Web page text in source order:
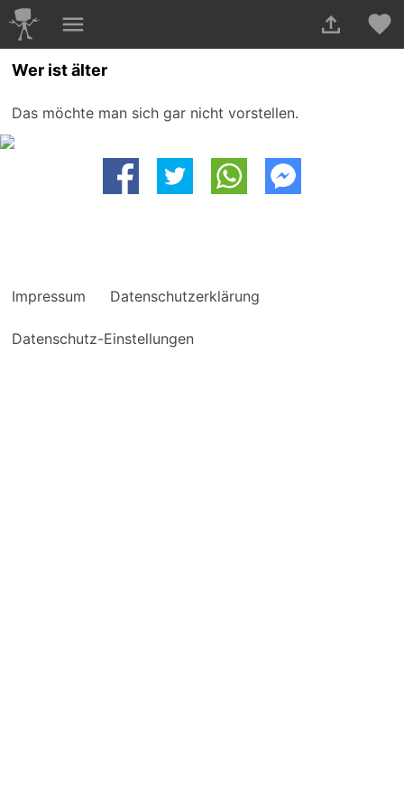
Wer ist älter
Das möchte man sich gar nicht vorstellen.
Impressum Datenschutzerklärung
Datenschutz-Einstellungen